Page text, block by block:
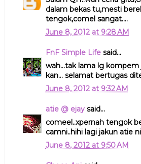
dalam bekas tu,mesti
tengok,comel sangat....
June 8, 2012 at 9:28 AM
FnF Simple Lifesaid...
wah...tak lama lg kompem
kan... selamat bertugas
June 8, 2012 at 9:32 AM
atie @ ejaysaid...
comeel..xpernah tengok
camni..hihi lagi jakun atie
June 8, 2012 at 9:50 AM